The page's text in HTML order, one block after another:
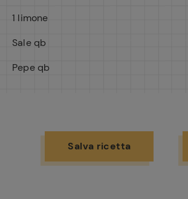
1 limone
Sale qb
Pepe qb
Salva ricetta